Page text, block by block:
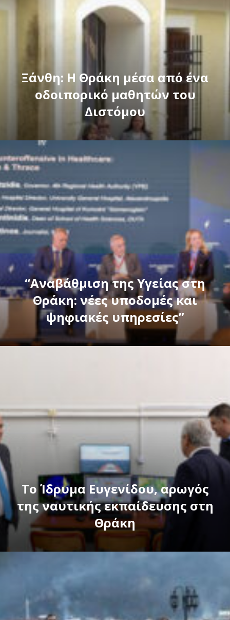
Ξάνθη: Η Θράκη μέσα από ένα
οδοιπορικό μαθητών του
Διστόμου
“Αναβάθμιση της Υγείας στη
Θράκη: νέες υποδομές και
ψηφιακές υπηρεσίες”
Το Ίδρυμα Ευγενίδου, αρωγός
της ναυτικής εκπαίδευσης στη
Θράκη